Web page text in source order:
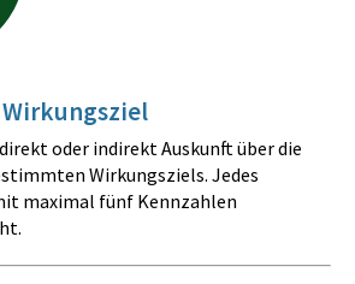
oder indirekt Auskunft über die
Wirkungsziels. Jedes
maximal fünf Kennzahlen